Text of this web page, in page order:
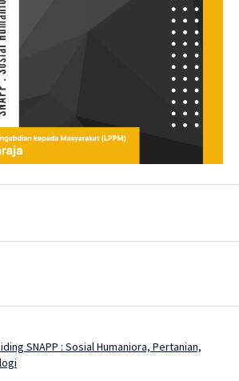
SNAPP : Sosial Humaniora, Pertanian,